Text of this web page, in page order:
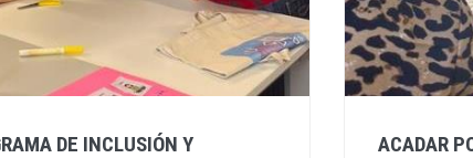
DE INCLUSIÓN Y
ACADAR